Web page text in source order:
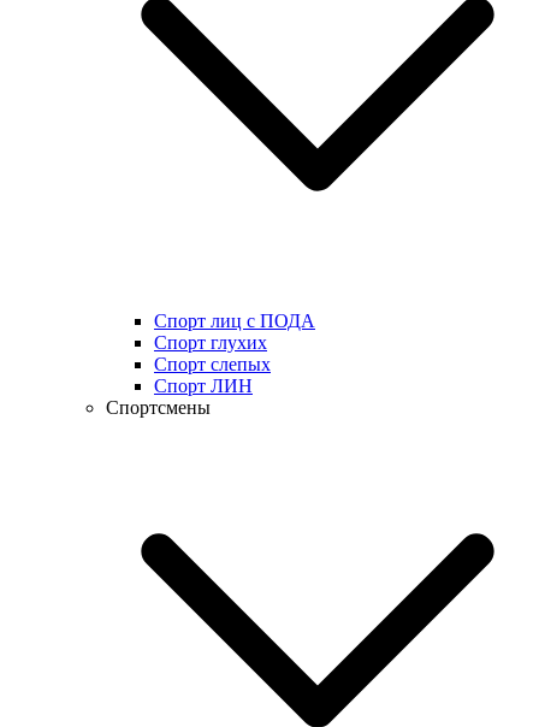
Спорт лиц с ПОДА
Спорт глухих
Спорт слепых
Спорт ЛИН
Спортсмены